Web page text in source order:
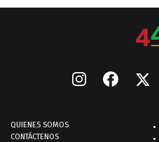
QUIENES SOMOS
CONTÁCTENOS